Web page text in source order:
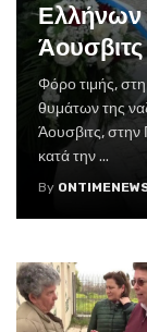
Ελλήνων
Φόρο τιμής,
θυμάτων της
Άουσβιτς, στην
κατά την ...
By